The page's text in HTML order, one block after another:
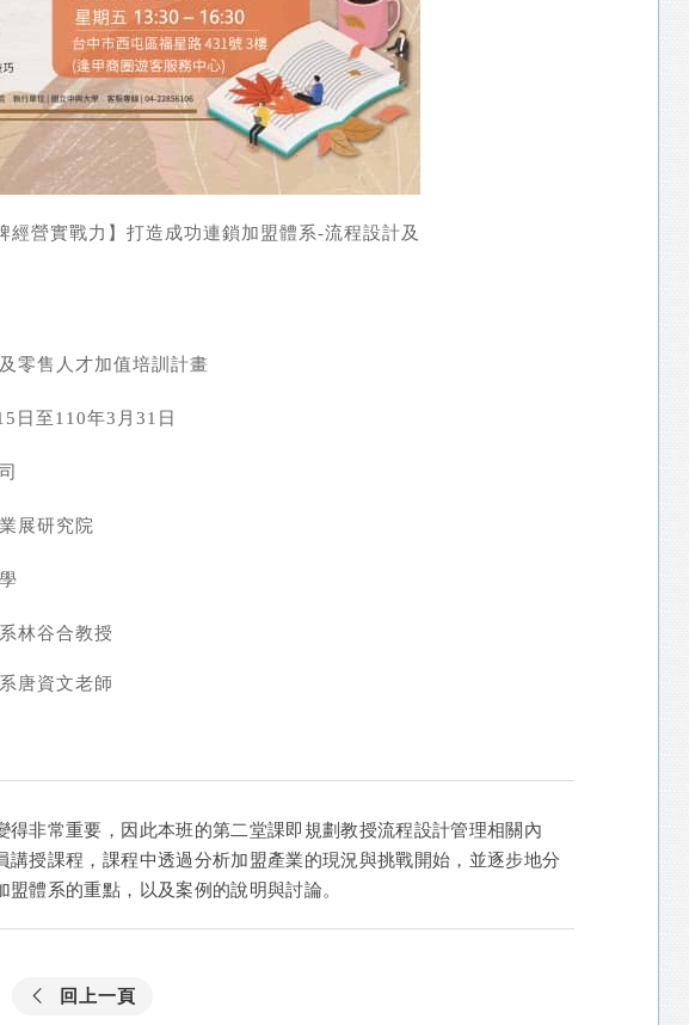
經營實戰力】打造成功連鎖加盟體系-流程設計及
零售人才加值培訓計畫
日至110年3月31日
展研究院
林谷合教授
唐資文老師
非常重要，因此本班的第二堂課即規劃教授流程設計管理相關內
授課程，課程中透過分析加盟產業的現況與挑戰開始，並逐步地分
體系的重點，以及案例的說明與討論。
回上一頁